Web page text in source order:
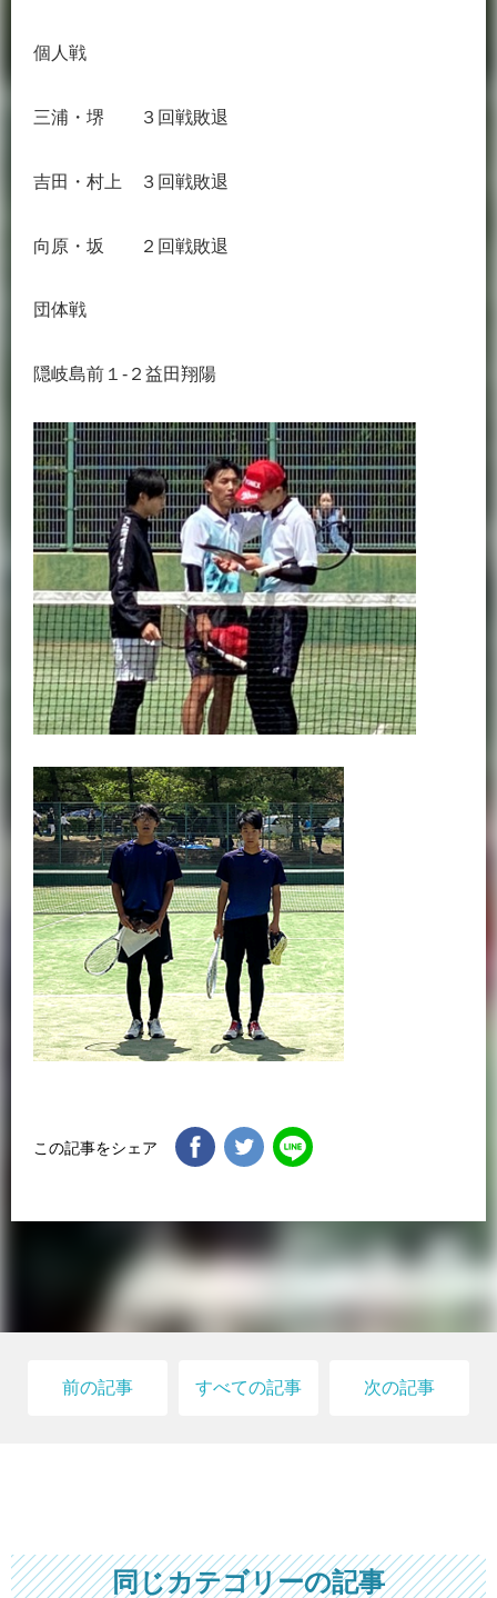
個人戦
三浦・堺 ３回戦敗退
吉田・村上 ３回戦敗退
向原・坂 ２回戦敗退
団体戦
隠岐島前１‐２益田翔陽
この記事をシェア
前の記事 すべての記事 次の記事
同じカテゴリーの記事